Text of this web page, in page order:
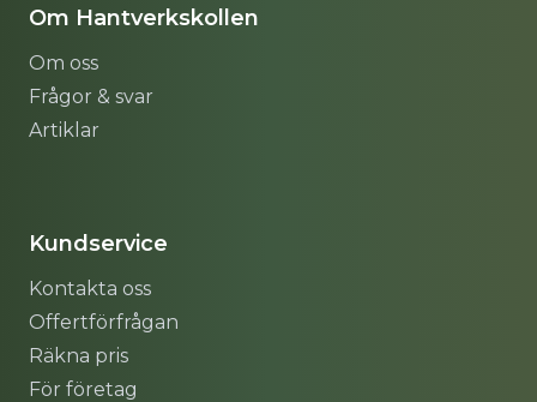
Om Hantverkskollen
Om oss
Frågor & svar
Artiklar
Kundservice
Kontakta oss
Offertförfrågan
Räkna pris
För företag